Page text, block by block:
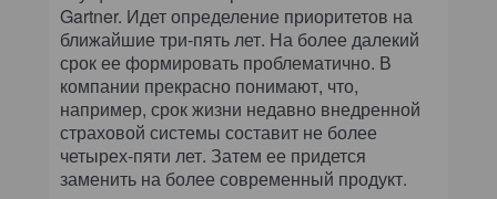
Gartner. Идет определение приоритетов на
ближайшие три-пять лет. На более далекий
срок ее формировать проблематично. В
компании прекрасно понимают, что,
например, срок жизни недавно внедренной
страховой системы составит не более
четырех-пяти лет. Затем ее придется
заменить на более современный продукт.